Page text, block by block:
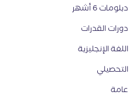
دبلومات 6 أشهر
دورات القدرات
اللغة الإنجليزية
التحصيلي
عامة